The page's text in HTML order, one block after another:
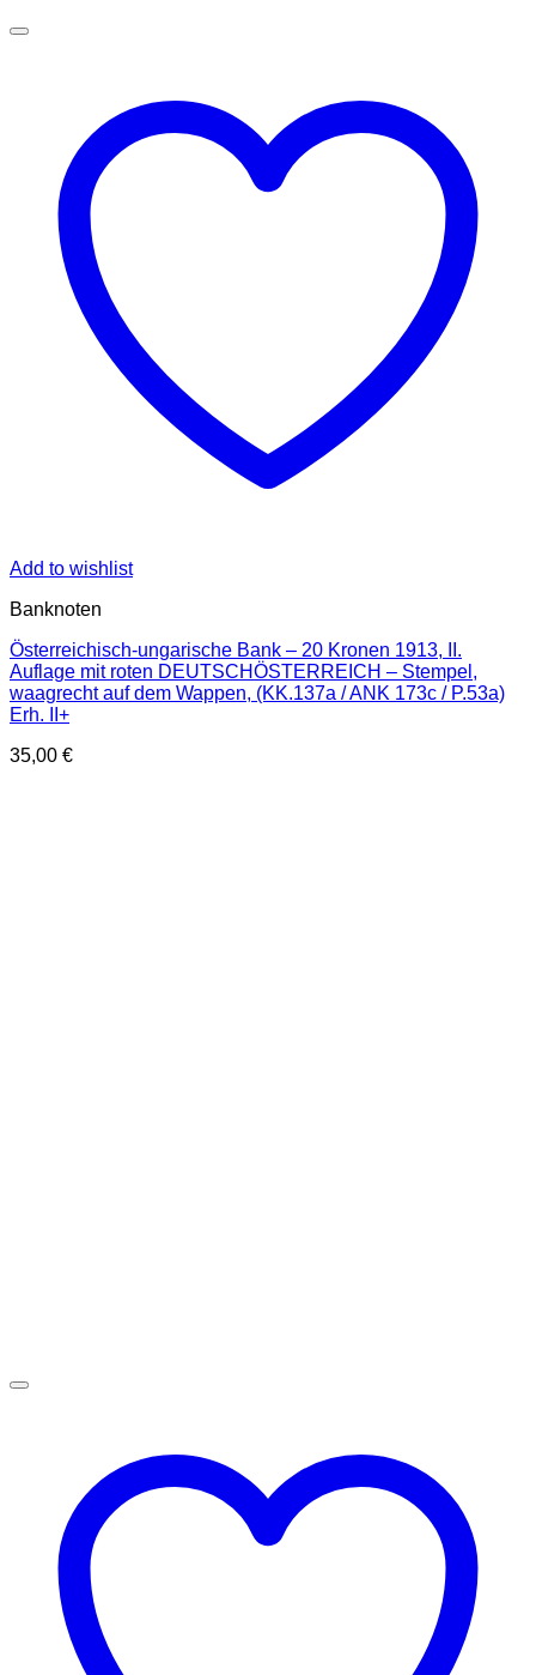
Add to wishlist
Banknoten
Österreichisch-ungarische Bank – 20 Kronen 1913, II.
Auflage mit roten DEUTSCHÖSTERREICH – Stempel,
waagrecht auf dem Wappen, (KK.137a / ANK 173c / P.53a)
Erh. II+
35,00 €